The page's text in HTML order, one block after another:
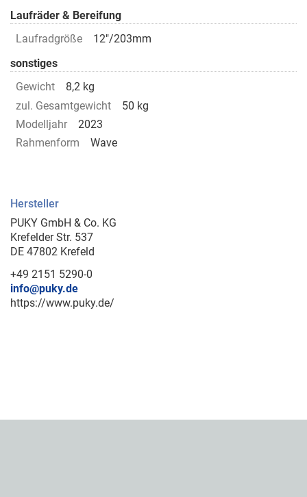
Laufräder & Bereifung
Laufradgröße
12"/203mm
sonstiges
Gewicht
8,2 kg
zul. Gesamtgewicht
50 kg
Modelljahr
2023
Rahmenform
Wave
Hersteller
PUKY GmbH & Co. KG
Krefelder Str. 537
DE 47802 Krefeld
+49 2151 5290-0
info@puky.de
https://www.puky.de/